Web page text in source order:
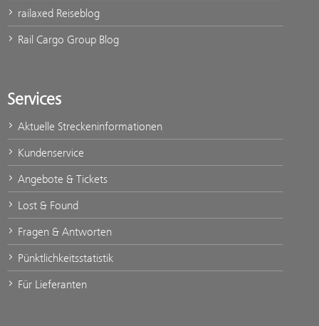
railaxed Reiseblog
Rail Cargo Group Blog
Services
Aktuelle Streckeninformationen
Kundenservice
Angebote & Tickets
Lost & Found
Fragen & Antworten
Pünktlichkeitsstatistik
Für Lieferanten